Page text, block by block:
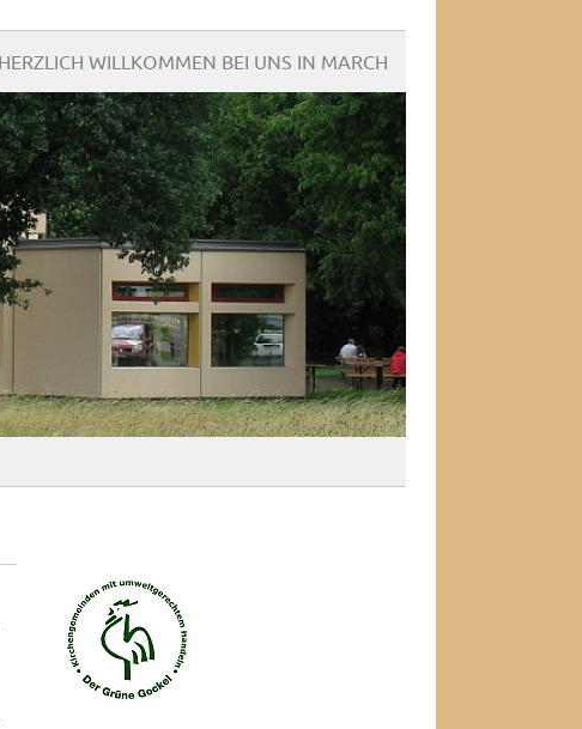
HERZLICH WILLKOMMEN BEI UNS IN MARCH